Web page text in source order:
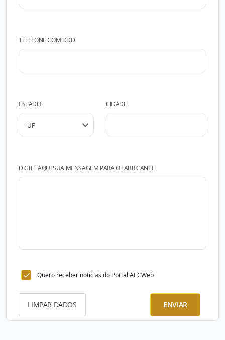
TELEFONE COM DDD
ESTADO CIDADE
DIGITE AQUI SUA MENSAGEM PARA O FABRICANTE
Quero receber notícias do Portal AECWeb
LIMPAR DADOS ENVIAR